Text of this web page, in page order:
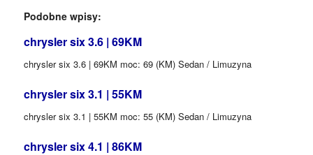
Podobne wpisy:
chrysler six 3.6 | 69KM
chrysler six 3.6 | 69KM moc: 69 (KM) Sedan / Limuzyna
chrysler six 3.1 | 55KM
chrysler six 3.1 | 55KM moc: 55 (KM) Sedan / Limuzyna
chrysler six 4.1 | 86KM